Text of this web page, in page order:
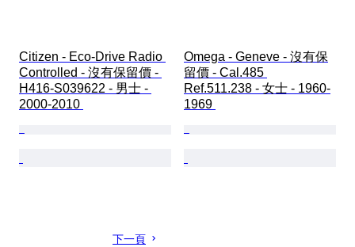
Citizen - Eco-Drive Radio
Controlled - 沒有保留價 -
H416-S039622 - 男士 -
2000-2010
Omega - Geneve - 沒有保
留價 - Cal.485
Ref.511.238 - 女士 - 1960-
1969
下一頁